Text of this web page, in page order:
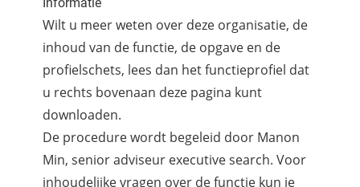
Wilt u meer weten over deze organisatie, de
inhoud van de functie, de opgave en de
profielschets, lees dan het functieprofiel dat
u rechts bovenaan deze pagina kunt
downloaden.
De procedure wordt begeleid door Manon
Min, senior adviseur executive search. Voor
inhoudelijke vragen over de functie kun je